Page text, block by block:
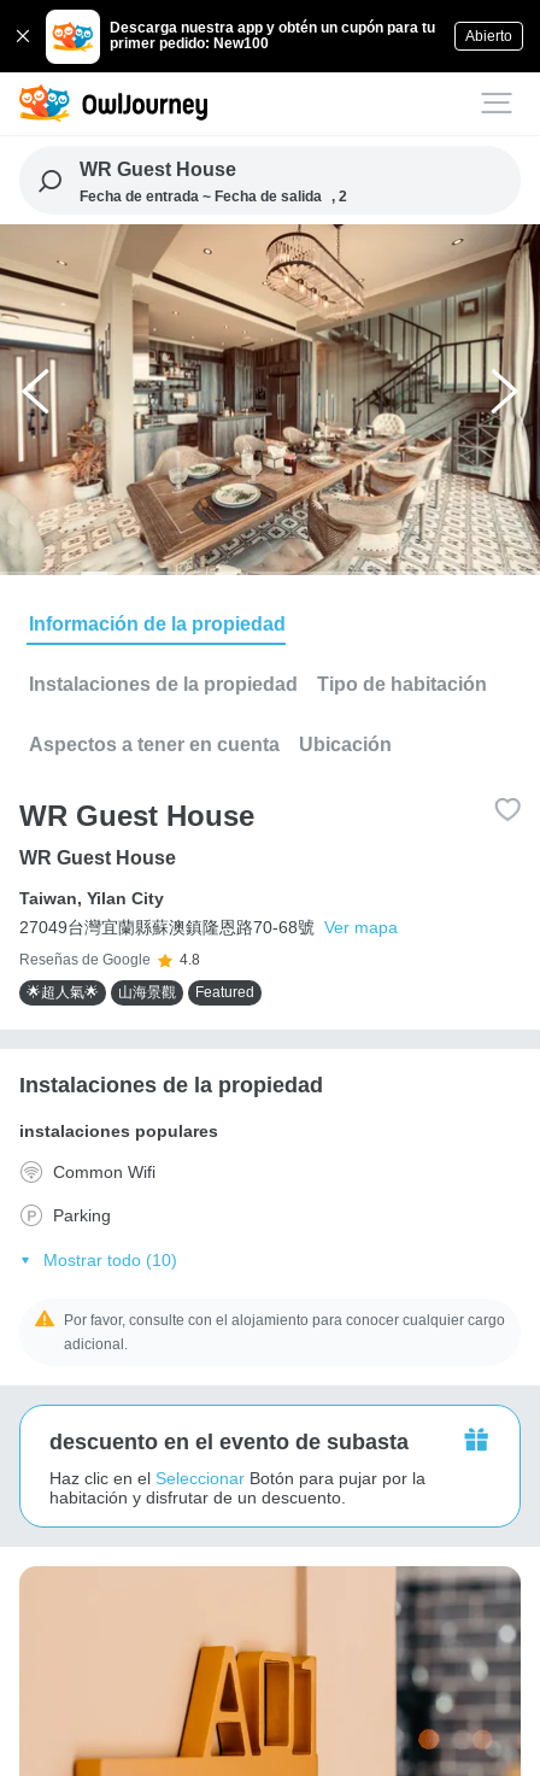
Descarga nuestra app y obtén un cupón para tu
primer pedido: New100
Abierto
WR Guest House
Fecha de entrada ~ Fecha de salida , 2
Información de la propiedad
Instalaciones de la propiedad Tipo de habitación
Aspectos a tener en cuenta Ubicación
WR Guest House
WR Guest House
Taiwan, Yilan City
27049台灣宜蘭縣蘇澳鎮隆恩路70-68號 Ver mapa
Reseñas de Google
4.8
🌟超人氣🌟
山海景觀 Featured
Instalaciones de la propiedad
instalaciones populares
Common Wifi
Parking
Mostrar todo (10)
Por favor, consulte con el alojamiento para conocer cualquier cargo
adicional.
descuento en el evento de subasta
Haz clic en el Seleccionar Botón para pujar por la
habitación y disfrutar de un descuento.